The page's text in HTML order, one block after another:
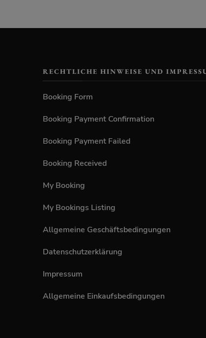
RECHTLICHE HINWEISE UND
Booking Form
Booking Payment Confirmation
Booking Payment Failed
Booking Received
My Booking
My Bookings Listing
Allgemeine Geschäftsbedingungen
Datenschutzerklärung
Impressum
Allgemeine Einkaufsbedingungen